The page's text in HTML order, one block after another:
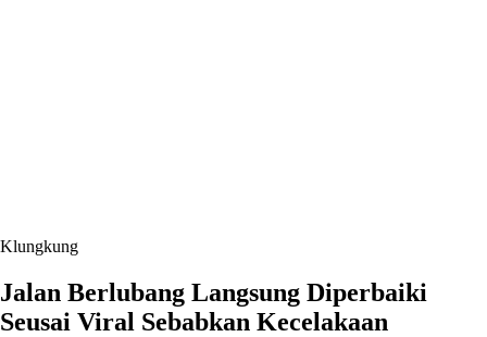
Klungkung
Jalan Berlubang Langsung Diperbaiki
Seusai Viral Sebabkan Kecelakaan